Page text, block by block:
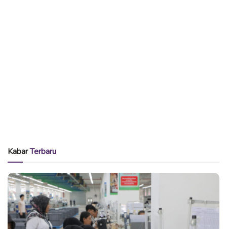
KabarTerbaru